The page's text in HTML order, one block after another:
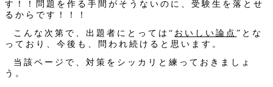
す！！問題を作る手間がそうないのに、受験生を落とせ
るからです！！！
こんな次第で、出題者にとっては“ おいしい論点”とな
っており、今後も、問われ続けると思います。
当該ページで、対策をシッカリと練っておきましょ
う。